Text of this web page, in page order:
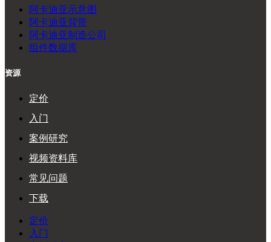
阿卡迪亚示意图
阿卡迪亚背带
阿卡迪亚制造公司
组件数据库
资源
定价
入门
案例研究
视频资料库
常见问题
下载
定价
入门